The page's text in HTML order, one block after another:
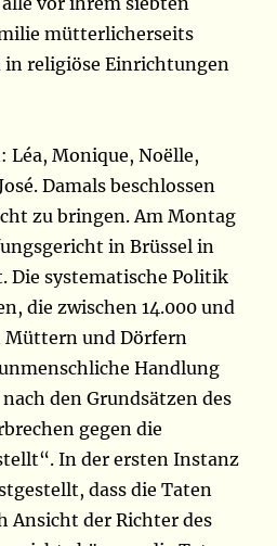
mütterlicherseits
in religiöse Einrichtungen
Léa, Monique, Noëlle,
Damals beschlossen
zu bringen. Am Montag
in Brüssel in
Die systematische Politik
die zwischen 14.000 und
Müttern und Dörfern
Handlung
den Grundsätzen des
gegen die
In der ersten Instanz
dass die Taten
Ansicht der Richter des